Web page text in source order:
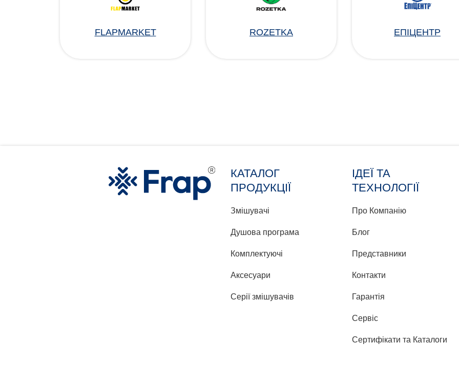
FLAPMARKET ROZETKA ЕПІЦЕНТР
КАТАЛОГ
ПРОДУКЦІЇ
Змішувачі
Душова програма
Комплектуючі
Аксесуари
Серії змішувачів
ІДЕЇ ТА
ТЕХНОЛОГІЇ
Про Компанію
Блог
Представники
Контакти
Гарантія
Сервіс
Сертифікати та Каталоги